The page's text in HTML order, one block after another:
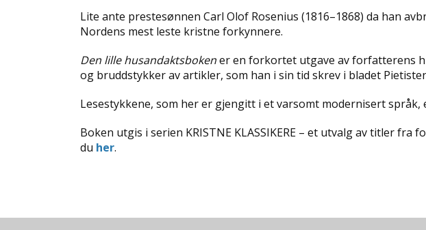
Lite ante prestesønnen Carl Olof Rosenius (1816–1868) da han
Nordens mest leste kristne forkynnere.
Den lille husandaktsbokener en forkortet utgave av forfatterens
og bruddstykker av artikler, som han i sin tid skrev i bladet
Lesestykkene, som her er gjengitt i et varsomt modernisert
Boken utgis i serien KRISTNE KLASSIKERE – et utvalg av titler
du her.